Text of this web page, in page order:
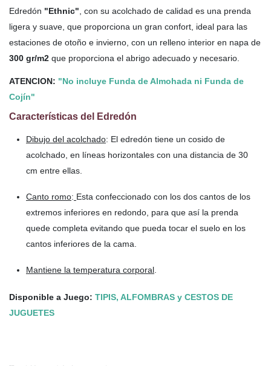
Edredón "Ethnic", con su acolchado de calidad es una prenda
ligera y suave, que proporciona un gran confort, ideal para las
estaciones de otoño e invierno, con un relleno interior en napa de
300 gr/m2 que proporciona el abrigo adecuado y necesario.
ATENCION: "No incluye Funda de Almohada ni Funda de
Cojín"
Características del Edredón
Dibujo del acolchado: El edredón tiene un cosido de
acolchado, en líneas horizontales con una distancia de 30
cm entre ellas.
Canto romo: Esta confeccionado con los dos cantos de los
extremos inferiores en redondo, para que así la prenda
quede completa evitando que pueda tocar el suelo en los
cantos inferiores de la cama.
Mantiene la temperatura corporal
Disponible a Juego: TIPIS, ALFOMBRAS y CESTOS DE
JUGUETES